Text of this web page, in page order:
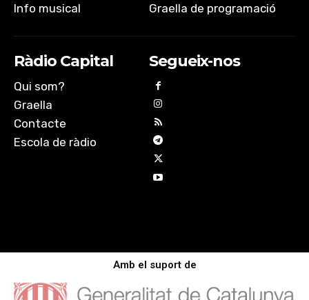
Info musical
Graella de programació
Ràdio Capital
Qui som?
Graella
Contacte
Escola de ràdio
Segueix-nos
Amb el suport de